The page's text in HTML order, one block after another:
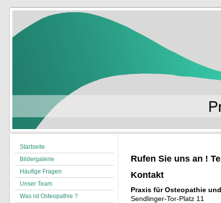
Startseite
Bildergalerie
Häufige Fragen
Unser Team
Was ist Osteopathie ?
Rufen Sie uns an !
Kontakt
Praxis für Osteopathie
Sendlinger-Tor-Platz 11